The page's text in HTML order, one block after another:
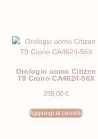
Orologio uomo Citizen
T9 Crono CA4624-56X
239,00 €
Aggiungi al carrello